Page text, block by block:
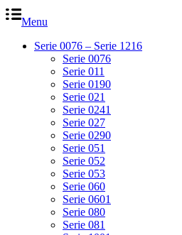
Menu
Serie 0076 – Serie 1216
Serie 0076
Serie 011
Serie 0190
Serie 021
Serie 0241
Serie 027
Serie 0290
Serie 051
Serie 052
Serie 053
Serie 060
Serie 0601
Serie 080
Serie 081